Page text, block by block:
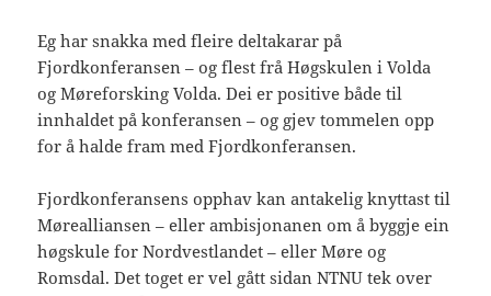
Eg har snakka med fleire deltakarar på
Fjordkonferansen – og flest frå Høgskulen i Volda
og Møreforsking Volda. Dei er positive både til
innhaldet på konferansen – og gjev tommelen opp
for å halde fram med Fjordkonferansen.
Fjordkonferansens opphav kan antakelig knyttast til
Mørealliansen – eller ambisjonanen om å byggje ein
høgskule for Nordvestlandet – eller Møre og
Romsdal. Det toget er vel gått sidan NTNU tek over